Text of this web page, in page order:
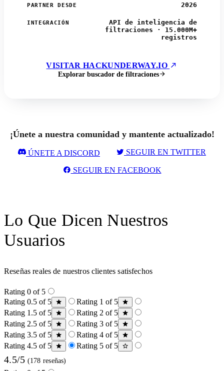
PARTNER DESDE 2026
INTEGRACIÓN
API de inteligencia de
filtraciones · 15.000M+
registros
VISITAR HACKUNDERWAY.IO
Explorar buscador de filtraciones
¡Únete a nuestra comunidad y mantente actualizado!
ÚNETE A DISCORD SEGUIR EN TWITTER
SEGUIR EN FACEBOOK
Lo Que Dicen Nuestros
Usuarios
Reseñas reales de nuestros clientes satisfechos
Rating 0 of 5
Rating 0.5 of 5
Rating 1 of 5
Rating 1.5 of 5
Rating 2 of 5
Rating 2.5 of 5
Rating 3 of 5
Rating 3.5 of 5
Rating 4 of 5
Rating 4.5 of 5
Rating 5 of 5
4.5/5 (178 reseñas)